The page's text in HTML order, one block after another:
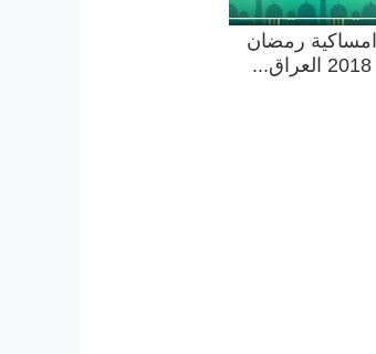
امساكية رمضان
2018 العراق...